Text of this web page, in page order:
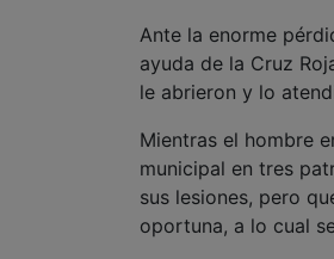
Ante la enorme
ayuda de la Cruz
le abrieron y lo
Mientras el hombre
municipal en tres
sus lesiones, pero
oportuna, a lo cual